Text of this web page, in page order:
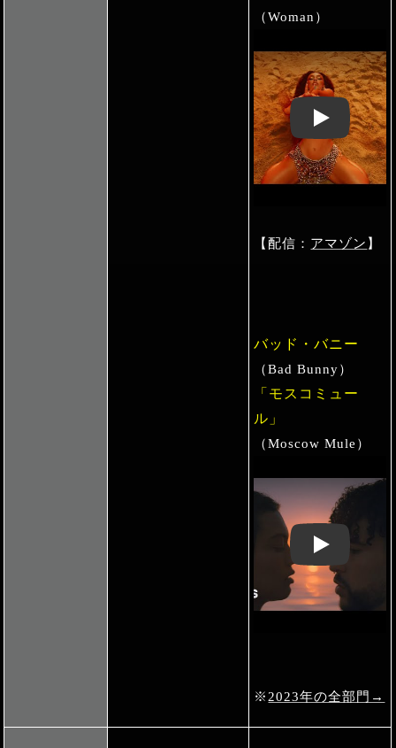
（Woman）
Play: Keynote
【配信： アマゾン 】
バッド・バニー
（Bad Bunny）
「モスコミュー
ル」
（Moscow Mule）
Play: Keynote
※ 2023年の全部門→